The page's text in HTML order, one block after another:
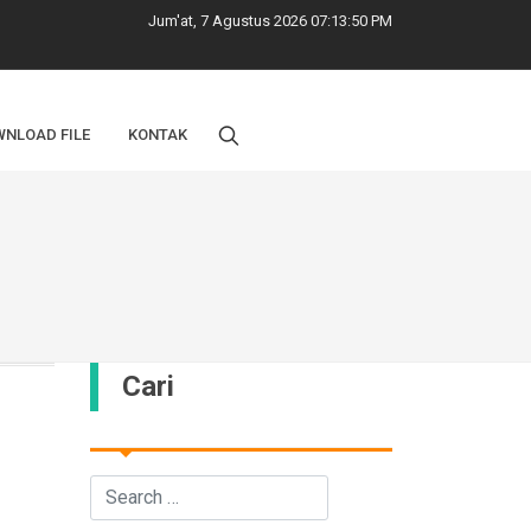
Jum'at, 7 Agustus 2026 07:13:51 PM
FILE KONTAK
Cari